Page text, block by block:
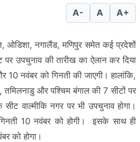
A- A A+
ओडिशा, नगालैंड, मणिपुर समेत कई प्रदेशों
उपचुनाव की तारीख का ऐलान कर दिया
नवंबर को गिनती की जाएगी। हालांकि,
और पश्चिम बंगाल की 7 सीटों पर
वाल्मीकि नगर पर भी उपचुनाव होगा।
10 नवंबर को होगी। इसके साथ ही
को होगा।